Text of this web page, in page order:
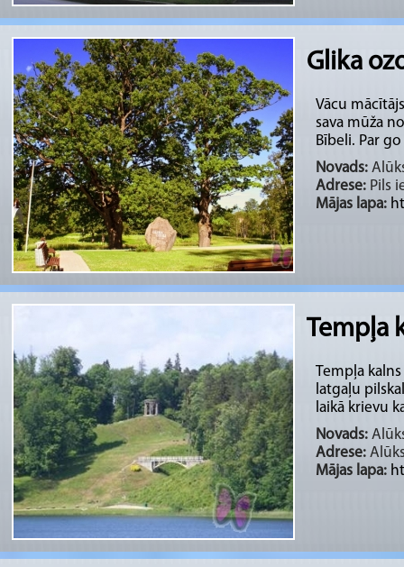
Glika
Vācu
sava mūža
Bībeli. Par go
Novads:
Adrese: Pils
Mājas lapa:
Tempļa
Tempļa
latgaļu
laikā krievu
Novads:
Adrese:
Mājas lapa: